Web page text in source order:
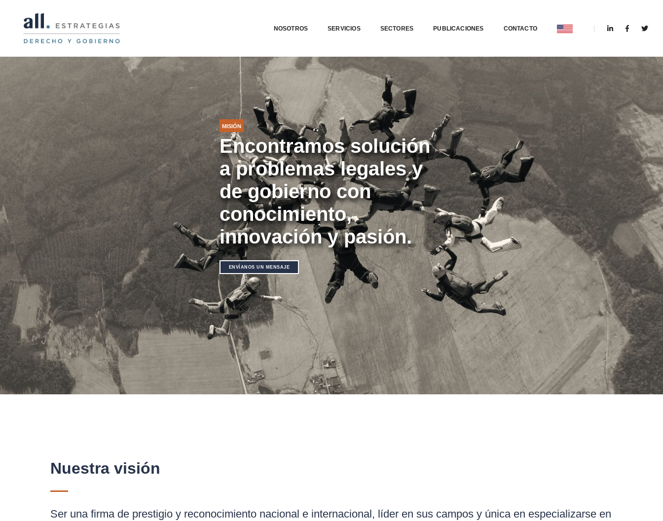
NOSOTROS SERVICIOS SECTORES PUBLICACIONES CONTACTO
MISIÓN
Encontramos solución
a problemas legales y
de gobierno con
conocimiento,
innovación y pasión.
ENVÍANOS UN MENSAJE
Nuestra visión
Ser una firma de prestigio y reconocimiento nacional e internacional, líder en sus campos y única en especializarse en